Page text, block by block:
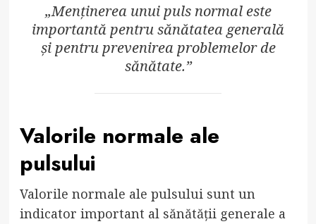
„Menținerea unui puls normal este
importantă pentru sănătatea generală
și pentru prevenirea problemelor de
sănătate.”
Valorile normale ale
pulsului
Valorile normale ale pulsului sunt un
indicator important al sănătății generale a